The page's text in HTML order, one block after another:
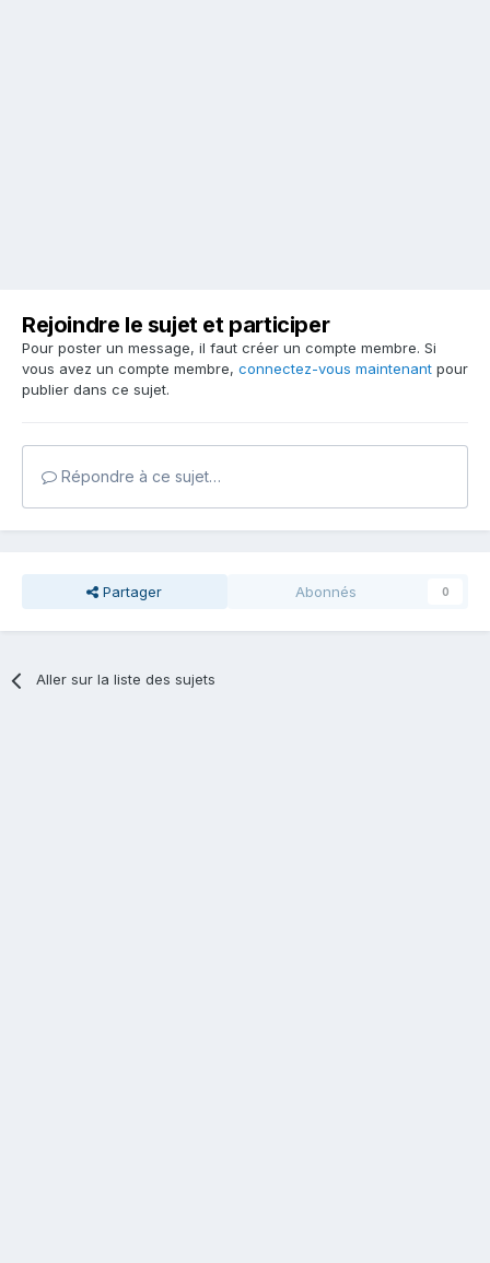
Rejoindre le sujet et participer
Pour poster un message, il faut créer un compte membre. Si
vous avez un compte membre, connectez-vous maintenant pour
publier dans ce sujet.
Répondre à ce sujet…
Partager Abonnés 0
Aller sur la liste des sujets